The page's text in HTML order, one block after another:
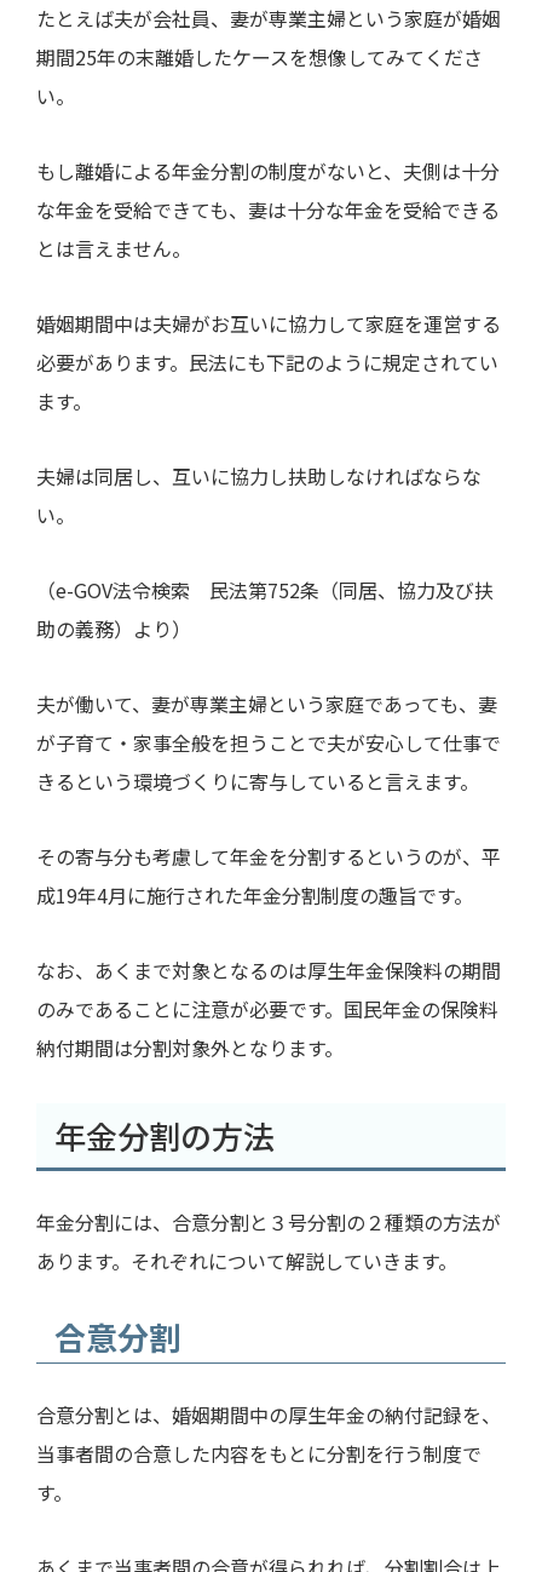
たとえば夫が会社員、妻が専業主婦という家庭が婚姻
期間25年の末離婚したケースを想像してみてくださ
い。
もし離婚による年金分割の制度がないと、夫側は十分
な年金を受給できても、妻は十分な年金を受給できる
とは言えません。
婚姻期間中は夫婦がお互いに協力して家庭を運営する
必要があります。民法にも下記のように規定されてい
ます。
夫婦は同居し、互いに協力し扶助しなければならな
い。
（e-GOV法令検索 民法第752条（同居、協力及び扶
助の義務）より）
夫が働いて、妻が専業主婦という家庭であっても、妻
が子育て・家事全般を担うことで夫が安心して仕事で
きるという環境づくりに寄与していると言えます。
その寄与分も考慮して年金を分割するというのが、平
成19年4月に施行された年金分割制度の趣旨です。
なお、あくまで対象となるのは厚生年金保険料の期間
のみであることに注意が必要です。国民年金の保険料
納付期間は分割対象外となります。
年金分割の方法
年金分割には、合意分割と３号分割の２種類の方法が
あります。それぞれについて解説していきます。
合意分割
合意分割とは、婚姻期間中の厚生年金の納付記録を、
当事者間の合意した内容をもとに分割を行う制度で
す。